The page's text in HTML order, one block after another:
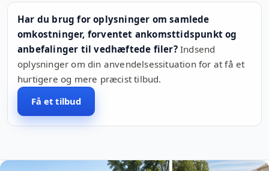
Har du brug for oplysninger om samlede
omkostninger, forventet ankomsttidspunkt og
anbefalinger til vedhæftede filer?Indsend
oplysninger om din anvendelsessituation for at få et
hurtigere og mere præcist tilbud.
Få et tilbud